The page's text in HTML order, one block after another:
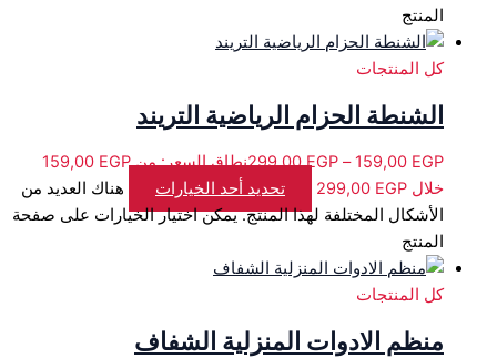
المنتج
كل المنتجات
الشنطة الحزام الرياضية التريند
159,00 EGP
–
299,00EGP
خلال ⁦299,00 EGP⁩
تحديد أحد الخيارات
هناك العديد من
الأشكال المختلفة لهذا المنتج. يمكن اختيار الخيارات على صفحة
المنتج
كل المنتجات
منظم الادوات المنزلية الشفاف